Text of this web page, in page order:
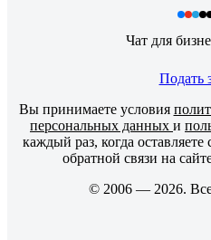
Чат для
Подать
Вы принимаете условия
персональных данных и
каждый раз, когда
обратной связи на
© 2006 — 2026.